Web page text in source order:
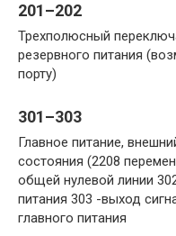
201–202
Трехполюсный
резервного питания
порту)
301–303
Главное питание,
состояния (2208
общей нулевой линии
питания 303 -выход
главного питания